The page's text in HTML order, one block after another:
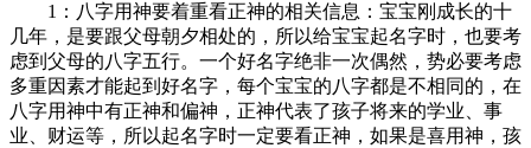
1：八字用神要着重看正神的相关信息：宝宝刚成长的十
几年，是要跟父母朝夕相处的，所以给宝宝起名字时，也要考
虑到父母的八字五行。一个好名字绝非一次偶然，势必要考虑
多重因素才能起到好名字，每个宝宝的八字都是不相同的，在
八字用神中有正神和偏神，正神代表了孩子将来的学业、事
业、财运等，所以起名字时一定要看正神，如果是喜用神，孩